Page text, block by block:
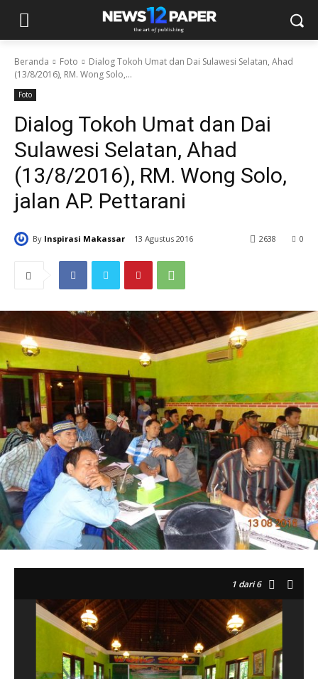
Beranda Foto
Dialog Tokoh Umat dan Dai Sulawesi Selatan, Ahad
(13/8/2016), RM. Wong Solo,...
Foto
Dialog Tokoh Umat dan Dai
Sulawesi Selatan, Ahad
(13/8/2016), RM. Wong Solo,
jalan AP. Pettarani
By Inspirasi Makassar 13 Agustus 2016 0
2638
1 dari 6